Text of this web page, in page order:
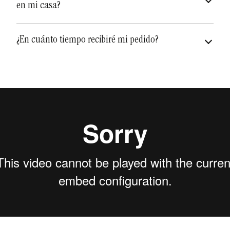
2 a 5 días para territorio
en mi casa?
¿En cuánto tiempo recibiré mi pedido?
fabricaciónque puede variar de una a dos semanas.
recibir su pedido en un plazo dedos semanas
aproximadamente.
Debe tenerse en cuenta que el proceso de fabricación
es totalmente artesanal y hay que respetar los